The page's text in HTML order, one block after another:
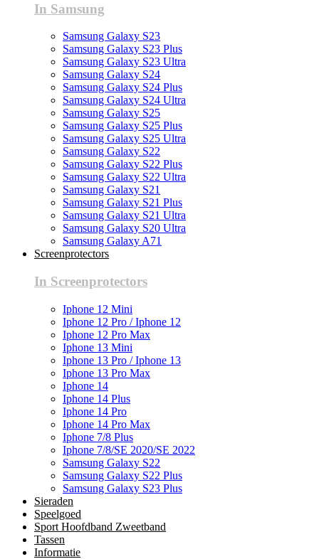
In Samsung
Samsung Galaxy S23
Samsung Galaxy S23 Plus
Samsung Galaxy S23 Ultra
Samsung Galaxy S24
Samsung Galaxy S24 Plus
Samsung Galaxy S24 Ultra
Samsung Galaxy S25
Samsung Galaxy S25 Plus
Samsung Galaxy S25 Ultra
Samsung Galaxy S22
Samsung Galaxy S22 Plus
Samsung Galaxy S22 Ultra
Samsung Galaxy S21
Samsung Galaxy S21 Plus
Samsung Galaxy S21 Ultra
Samsung Galaxy S20 Ultra
Samsung Galaxy A71
Screenprotectors
In Screenprotectors
Iphone 12 Mini
Iphone 12 Pro / Iphone 12
Iphone 12 Pro Max
Iphone 13 Mini
Iphone 13 Pro / Iphone 13
Iphone 13 Pro Max
Iphone 14
Iphone 14 Plus
Iphone 14 Pro
Iphone 14 Pro Max
Iphone 7/8 Plus
Iphone 7/8/SE 2020/SE 2022
Samsung Galaxy S22
Samsung Galaxy S22 Plus
Samsung Galaxy S23 Plus
Sieraden
Speelgoed
Sport Hoofdband Zweetband
Tassen
Informatie